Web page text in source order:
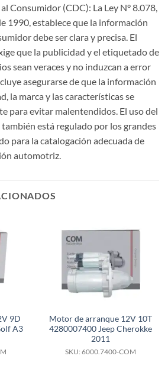
Consumidor (CDC): La Ley N° 8.078,
1990, establece que la información
debe ser clara y precisa. El
que la publicidad y el etiquetado de
sean veraces y no induzcan a error
asegurarse de que la información
la marca y las características se
para evitar malentendidos. El uso del
está regulado por los grandes
para la catalogación adecuada de
automotriz.
9D
A3
Motor de arranque 12V 10T
4280007400 Jeep Cherokke
2011
SKU: 6000.7400-COM